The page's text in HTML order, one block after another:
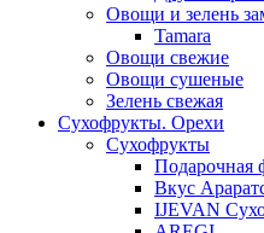
Овощи и зелень
Tamara
Овощи свежие
Овощи сушеные
Зелень свежая
Сухофрукты. Орехи
Сухофрукты
Подарочная
Вкус
IJEVAN